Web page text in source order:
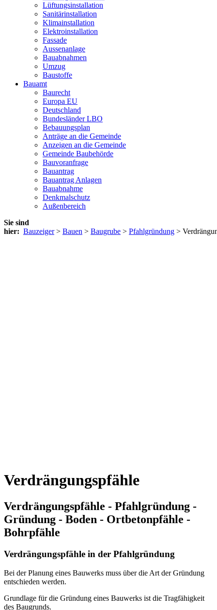
Lüftungsinstallation
Sanitärinstallation
Klimainstallation
Elektroinstallation
Fassade
Aussenanlage
Bauabnahmen
Umzug
Baustoffe
Bauamt
Baurecht
Europa EU
Deutschland
Bundesländer LBO
Bebauungsplan
Anträge an die Gemeinde
Anzeigen an die Gemeinde
Gemeinde Baubehörde
Bauvoranfrage
Bauantrag
Bauantrag Anlagen
Bauabnahme
Denkmalschutz
Außenbereich
Sie sind
hier: Bauzeiger> Bauen > Baugrube > Pfahlgründung >
Verdrängungspfähle
Verdrängungspfähle - Pfahlgründung -
Gründung - Boden - Ortbetonpfähle -
Bohrpfähle
Verdrängungspfähle in der Pfahlgründung
Bei der Planung eines Bauwerks muss über die Art der Gründung
entschieden werden.
Grundlage für die Gründung eines Bauwerks ist die Tragfähigkeit
des Baugrunds.